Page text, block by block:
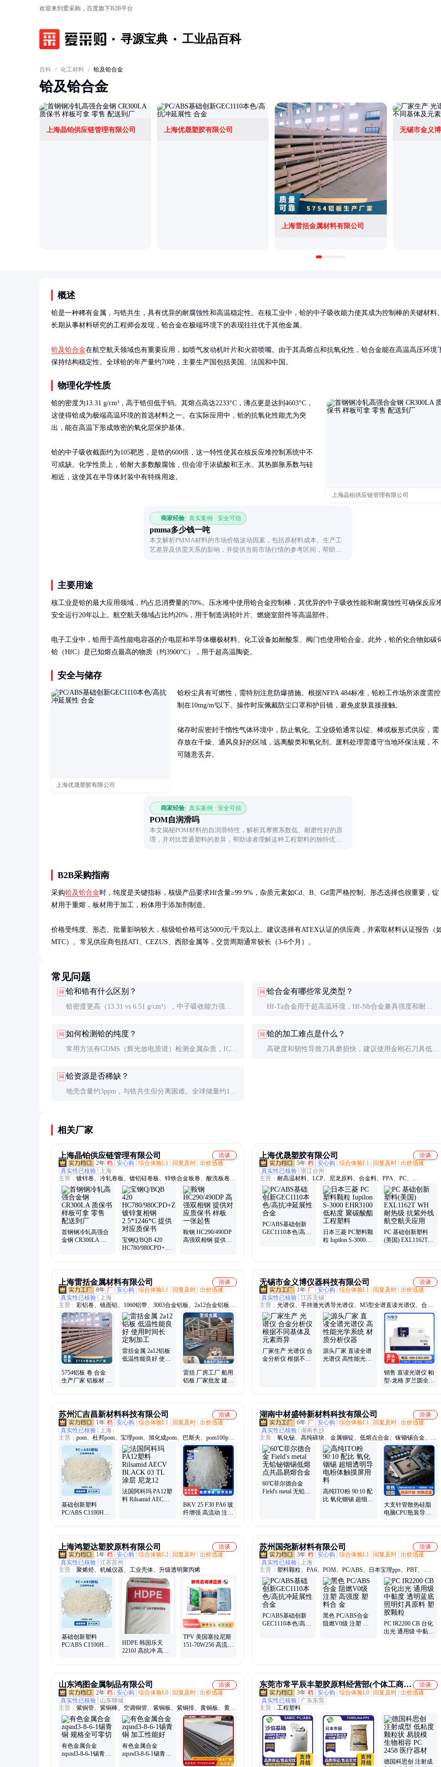
欢迎来到爱采购，百度旗下B2B平台
寻源宝典 工业品百科
百科 / 化工材料 / 铪及铪合金
铪及铪合金
上海晶铂供应链管理有限公司 上海优晟塑胶有限公司
上海雷括金属材料有限公司
无锡市金义
概述
铪是一种稀有金属，与锆共生，具有优异的耐腐蚀性和高温稳定性。在核工业中，铪的中子吸收能力使其成为控制棒的关键材料
长期从事材料研究的工程师会发现，铪合金在极端环境下的表现往往优于其他金属。
铪及铪合金在航空航天领域也有重要应用，如喷气发动机叶片和火箭喷嘴。由于其高熔点和抗氧化性，铪合金能在高温高压环境
保持结构稳定性。全球铪的年产量约70吨，主要生产国包括美国、法国和中国。
物理化学性质
上海晶铂供应链管理有限公司
铪的密度为13.31 g/cm³，高于锆但低于钨。其熔点高达2233°C，沸点更是达到4603°C，
这使得铪成为极端高温环境的首选材料之一。在实际应用中，铪的抗氧化性能尤为突
出，能在高温下形成致密的氧化层保护基体。
铪的中子吸收截面约为105靶恩，是锆的600倍，这一特性使其在核反应堆控制系统中不
可或缺。化学性质上，铪耐大多数酸腐蚀，但会溶于浓硫酸和王水。其热膨胀系数与硅
相近，这使其在半导体封装中有特殊用途。
商家经验 真实案例 · 安全可信
pmma多少钱一吨
本文解析PMMA材料的市场价格波动因素，包括原材料成本、生产工
艺差异及供需关系的影响，并提供当前市场行情的参考区间，帮助采
主要用途
核工业是铪的最大应用领域，约占总消费量的70%。压水堆中使用铪合金控制棒，其优异的中子吸收性能和耐腐蚀性可确保反应
安全运行20年以上。航空航天领域占比约20%，用于制造涡轮叶片、燃烧室部件等高温部件。
电子工业中，铪用于高性能电容器的介电层和半导体栅极材料。化工设备如耐酸泵、阀门也使用铪合金。此外，铪的化合物如碳
铪（HfC）是已知熔点最高的物质（约3900°C），用于超高温陶瓷。
安全与储存
上海优晟塑胶有限公司
铪粉尘具有可燃性，需特别注意防爆措施。根据NFPA 484标准，铪粉工作场所浓度需控
制在10mg/m³以下。操作时应佩戴防尘口罩和护目镜，避免皮肤直接接触。
储存时应密封于惰性气体环境中，防止氧化。工业级铪通常以锭、棒或板形式供应，需
存放在干燥、通风良好的区域，远离酸类和氧化剂。废料处理需遵守当地环保法规，不
可随意丢弃。
商家经验 真实案例 · 安全可信
POM自润滑吗
本文揭秘POM材料的自润滑特性，解析其摩擦系数低、耐磨性好的原
理，并对比普通塑料的差异，帮助读者理解这种工程塑料的独特优
B2B采购指南
采购铪及铪合金时，纯度是关键指标，核级产品要求Hf含量≥99.9%，杂质元素如Cd、B、Gd需严格控制。形态选择也很重要，锭
材用于重熔，板材用于加工，粉体用于添加剂制造。
价格受纯度、形态、批量影响较大，核级铪价格可达5000元/千克以上。建议选择有ATEX认证的供应商，并索取材料认证报告（
MTC）。常见供应商包括ATI、CEZUS、西部金属等，交货周期通常较长（3-6个月）。
常见问题
问 铪和锆有什么区别？
铪密度更高（13.31 vs 6.51 g/cm³），中子吸收能力强得
业生产中需严格分离，因铪会劣化锆的核性能。
问 铪合金有哪些常见类型？
Hf-Ta合金用于超高温环境，Hf-Nb合金兼具强度和耐蚀
商有专属配方。
问 如何检测铪的纯度？
常用方法有GDMS（辉光放电质谱）检测金属杂质，ICP-
试。
问 铪的加工难点是什么？
高硬度和韧性导致刀具磨损快，建议使用金刚石刀具低速
问 铪资源是否稀缺？
地壳含量约3ppm，与锆共生但分离困难。全球储量约100
相关厂家
上海晶铂供应链管理有限公司
洽谈
2年 档 安心购 综合体验L1 回复及时 出价迅速
真实性已核验
上海
主营： 镀锌卷、冷轧卷板、镀铝硅卷板、锌铁合金板卷、酸洗板卷、
汽车钢、高强钢、冷轧镀锌复相钢、冷轧镀锌双相钢、汽车用双相
钢、电镀锌卷板、热轧卷板、镀铝锌板卷、镀锌铝镁、复相钢、吉帕
钢
首钢钢冷轧高强合
金钢 CR300LA 质
宝钢Q/BQB 420
HC780/980CPD+Z
鞍钢 HC290/490DP
高强双相钢 提供对
上海优晟塑胶有限公司
洽谈
5年 档 安心购 综合体验L1 回复及时 出价迅速
真实性已核验 浙江台州
主营： 耐高温材料、LCP、尼龙原料、合金料、PPA、PC、
PC/ABS、PPS、EVA、PP、POM、POE、PA6、PA66、TPU、PET、
ABS、聚丙烯、PA12、PBT、PPO、PPE、LDPE、万华化学tpu、
HDPE
PC/ABS基础创新
GEC1110本色/高抗
日本三菱 PC塑料颗
粒 Iupilon S-3000
PC 基础创新塑料
(美国) EXL1162T
上海雷括金属材料有限公司
洽谈
8年 厂 安心购 综合体验L1 回复及时 出价迅速
真实性已核验
上海
主营： 彩铝卷、镜面铝、1060铝带、3003合金铝板、2a12合金铝板、
6063铝板、5083铝卷、1060铝板、3003防锈铝板、5754铝卷、7075铝
板、8011铝箔、3003铝带、5052铝板、2a12切割铝板、1060纯铝、
6061铝板、1060铝卷、5052铝卷、2a12铝板、3003铝板、3003铝卷、
5083铝板、5754铝板、幕墙铝板
5754铝板 卷 合金
生产厂家 铝板材 1-
雷括金属 2a12铝板
低温性能良好 使用
雷括 厂房工厂 船用
铝板 厂家批发 建筑
无锡市金义博仪器科技有限公司
洽谈
1年 厂 安心购 综合体验L1 回复及时 出价迅速
真实性已核验 江苏无锡
主营： 光谱仪、手持激光诱导光谱仪、M5型全谱直读光谱仪、合金
分析仪、便携式直读光谱仪、直读光谱仪、全谱直读光谱仪、W4型
全谱直读光谱仪、手持光谱仪、M4型全谱直读光谱仪、W5型全谱直
读光谱仪、TY-9000光谱仪、TY-9000Pro、SP6型光谱仪、碳硫分析
仪、高频红外碳硫分析仪
厂家生产 光谱仪 合
金分析仪 根据不同
源头厂家 直读全谱
光谱仪 高性能光学
销售 直读光谱仪 帕
型-龙格 罗兰圆全谱
苏州汇吉昌新材料科技有限公司
洽谈
1年 档 安心购 综合体验L1 回复及时 出价迅速
真实性已核验
上海
主营： pom、杜邦pom、宝理pom、旭化成pom、巴斯夫、pom100p、
聚甲醛共聚物、赛钢聚甲醛原料、pom500p、pom900p、奇美abs、浙
石化、中石化、pvdf、PCTG、PARA、沙伯基础、pmma、pps、日本
东丽pa66、云天化、科思创TPU、陶氏POE、埃克森美孚POE、美国
苏威
基础创新塑料
PC/ABS C1100HF-
法国阿科玛 PA12塑
料 Rilsamid AECV
BKV 25 F30 PA6 玻
纤增强 高流动 注塑
湖南中材盛特新材料科技有限公司
洽谈
6年 厂 安心购 综合体验L1 回复及时 出价迅速
真实性已核验 湖南长沙
主营： 氧化铋、高纯碲块、金属铟锭、低熔点合金、镓铟锡合金、液
态金属、金属铟、金属锗、二氧化碲、真空镀膜、铋粉、碲化铋棒
材、碲粒、铟粒、铋珠铋粒、锗粉、铟丝、铟片铟箔、三氧化二铋、
碲化铋、铋靶材、铟珠铟粒、低熔点焊料、铋锭
60℃菲尔德合金
Field's metal 无铅铋
高纯ITO粉 90:10 配
比 氧化铟锡 超细透
大支针管散热硅脂
电脑CPU瓶装导热
上海鸿塑达塑胶原料有限公司
洽谈
1年 档 安心购 综合体验L2 回复及时 出价迅速
真实性已核验 江苏苏州
主营： 聚烯烃、机械仪器、工业壳体、升级透明聚丙烯
基础创新塑料
PC/ABS C1100HF-
HDPE 韩国乐天
2210J 高抗冲 高硬
TPV 美国塞拉尼斯
151-70W256 高流动
苏州国尧新材料有限公司
洽谈
3年 档 安心购 综合体验L1 回复及时 出价迅速
真实性已核验
上海
主营： 塑料颗粒、PA6、POM、PC/ABS、日本宝理pps、PBT、
Pom100p、Pom500p、Pom900p、M90-44、F20-03、ABS747、
abs757、美国杜邦、德国巴斯夫、日本宝理pom、ASA、PMMA、
PEEK、PCTG、PPA、PPSU、PVDF、POE、乐天PC-1100
PC/ABS基础创新
GEC1110本色/高抗
黑色 PC/ABS合金
阻燃V0级 注塑 高
PC IR2200 CB 台化
出光 通用级 中黏度
山东鸿图金属制品有限公司
洽谈
2年 档 安心购 综合体验L0 回复及时 出价迅速
真实性已核验
山东聊城
主营： 紫铜管、紫铜棒、空调铜管、紫铜板、紫铜排、黄铜板、黄铜
棒、黄铜管、紫铜带、无缝管、铝板、铝棒、铝管、中厚板、花纹
板、花纹铝板、导电铜排、铝方棒、不锈钢板、镜面板、不锈钢拉丝
板、装饰板、冷轧板、热轧板
有色金属合金
zqsnd3-8-6-1锡青铜
有色金属合金
zqsnd3-8-6-1锡青铜
东莞市常平辰丰塑胶原料经营部(个体工商
户)
洽谈
3年 档 安心购 综合体验L0 回复及时 出价迅速
真实性已核验
广东东莞
主营： 工程塑料
德国科思创 注射成